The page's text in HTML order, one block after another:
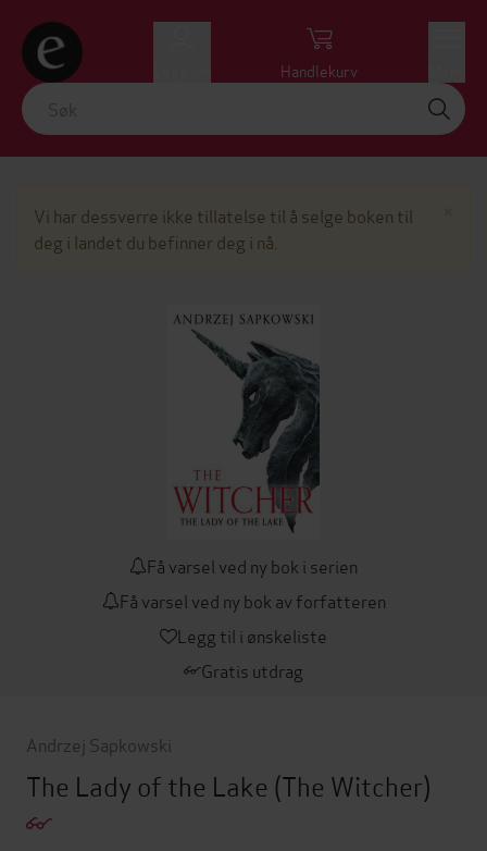
Handlekurv
Vi har dessverre ikke tillatelse til å selge boken til
deg i landet du befinner deg i nå.
Få varsel ved ny bok i serien
Få varsel ved ny bok av forfatteren
Legg til i ønskeliste
Gratis utdrag
Andrzej Sapkowski
The Lady of the Lake (The Witcher)